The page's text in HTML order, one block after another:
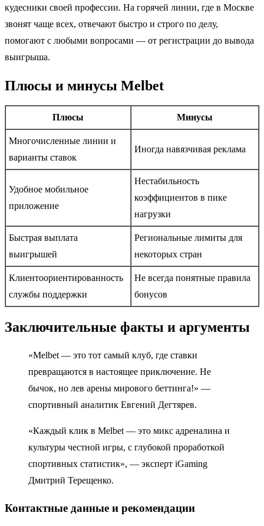
кудесники своей профессии. На горячей линии, где в Москве
звонят чаще всех, отвечают быстро и строго по делу,
помогают с любыми вопросами — от регистрации до вывода
выигрыша.
Плюсы и минусы Melbet
Плюсы Минусы
Многочисленные линии и
варианты ставок
Иногда навязчивая реклама
Удобное мобильное
приложение
Нестабильность
коэффициентов в пике
нагрузки
Быстрая выплата
выигрышей
Региональные лимиты для
некоторых стран
Клиентоориентированность
службы поддержки
Не всегда понятные правила
бонусов
Заключительные факты и аргументы
«Melbet — это тот самый клуб, где ставки
превращаются в настоящее приключение. Не
бычок, но лев арены мирового беттинга!» —
спортивный аналитик Евгений Дегтярев.
«Каждый клик в Melbet — это микс адреналина и
культуры честной игры, с глубокой проработкой
спортивных статистик», — эксперт iGaming
Дмитрий Терещенко.
Контактные данные и рекомендации